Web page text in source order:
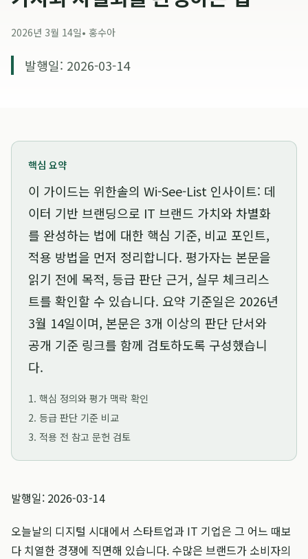
2026년 3월 14일• 홍수아
발행일: 2026-03-14
핵심 요약
이 가이드는 위한솔의 Wi-See-List 인사이트: 데
이터 기반 브랜딩으로 IT 브랜드 가치와 차별화
를 완성하는 법에 대한 핵심 기준, 비교 포인트,
적용 방법을 먼저 정리합니다. 평가자는 본문을
읽기 전에 목적, 등급 판단 근거, 실무 체크리스
트를 확인할 수 있습니다. 요약 기준일은 2026년
3월 14일이며, 본문은 3개 이상의 판단 단서와
공개 기준 링크를 함께 검토하도록 구성했습니
다.
1. 핵심 정의와 평가 맥락 확인
2. 등급 판단 기준 비교
3. 적용 전 참고 문헌 검토
발행일: 2026-03-14
오늘날의 디지털 시대에서 스타트업과 IT 기업은 그 어느 때보
다 치열한 경쟁에 직면해 있습니다. 수많은 브랜드가 소비자의